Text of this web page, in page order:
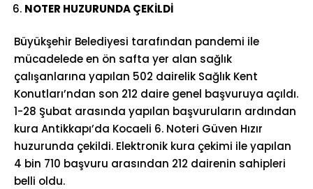
NOTER HUZURUNDA ÇEKİLDİ
Büyükşehir Belediyesi tarafından pandemi ile
mücadelede en ön safta yer alan sağlık
çalışanlarına yapılan 502 dairelik Sağlık Kent
Konutları’ndan son 212 daire genel başvuruya açıldı.
1-28 Şubat arasında yapılan başvuruların ardından
kura Antikkapı’da Kocaeli 6. Noteri Güven Hızır
huzurunda çekildi. Elektronik kura çekimi ile yapılan
4 bin 710 başvuru arasından 212 dairenin sahipleri
belli oldu.